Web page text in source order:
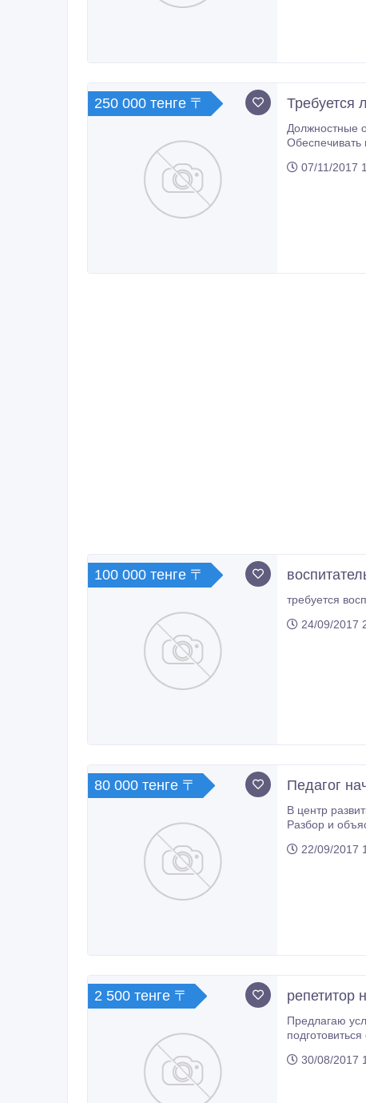
250 000 тенге 〒 Требуется
Должностные
Обеспечивать выполнение учебных
07/11/2017
100 000 тенге 〒
требуется
24/09/2017
80 000 тенге 〒 Педагог
В центр
Разбор и
22/09/2017
2 500 тенге 〒 репетитор
Предлагаю услуги
30/08/2017